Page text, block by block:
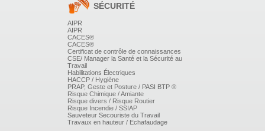
Sur tôles et tubes en Acier, Inox, Aluminium, Cuivre...
(en fonction de l'activité soudage de l'entreprise
Possibilités que le stagiaire amène des pièces de
l'entreprise à réparer en soudage
Types d'assemblages :
- Angle intérieur, angle extérieur
- Recouvrement
- Bout à bout
Positions de soudage :
- A plat
- En montant
- En corniche
SÉCURITÉ
AIPR
AIPR
CACES®
CACES®
Certificat de contrôle de connaissances
CSE/ Manager la Santé et la Sécurité au
Travail
Habilitations Électriques
HACCP / Hygiène
PRAP, Geste et Posture / PASI BTP ®
Risque Chimique / Amiante
Risque divers / Risque Routier
Risque Incendie / SSIAP
Sauveteur Secouriste du Travail
Travaux en hauteur / Echafaudage